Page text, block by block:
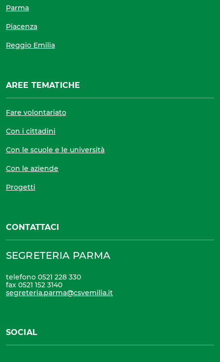
Parma
Piacenza
Reggio Emilia
AREE TEMATICHE
Fare volontariato
Con i cittadini
Con le scuole e le università
Con le aziende
Progetti
CONTATTACI
SEGRETERIA PARMA
telefono 0521 228 330
fax 0521 152 3140
segreteria.parma@csvemilia.it
SOCIAL